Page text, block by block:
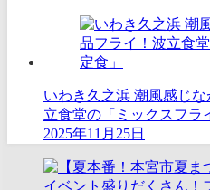
いわき久之浜 潮風感じ
立食堂の「ミックスフラ
2025年11月25日